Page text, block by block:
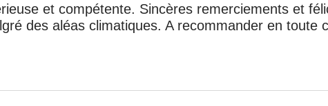
et compétente. Sincères remerciements et
des aléas climatiques. A recommander en toute